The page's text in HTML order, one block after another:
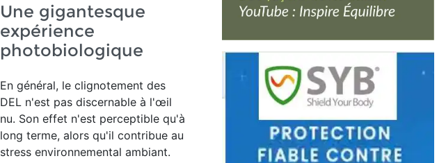
Une gigantesque
expérience
photobiologique
En général, le clignotement des
DEL n'est pas discernable à l'œil
nu. Son effet n'est perceptible qu'à
long terme, alors qu'il contribue au
stress environnemental ambiant.